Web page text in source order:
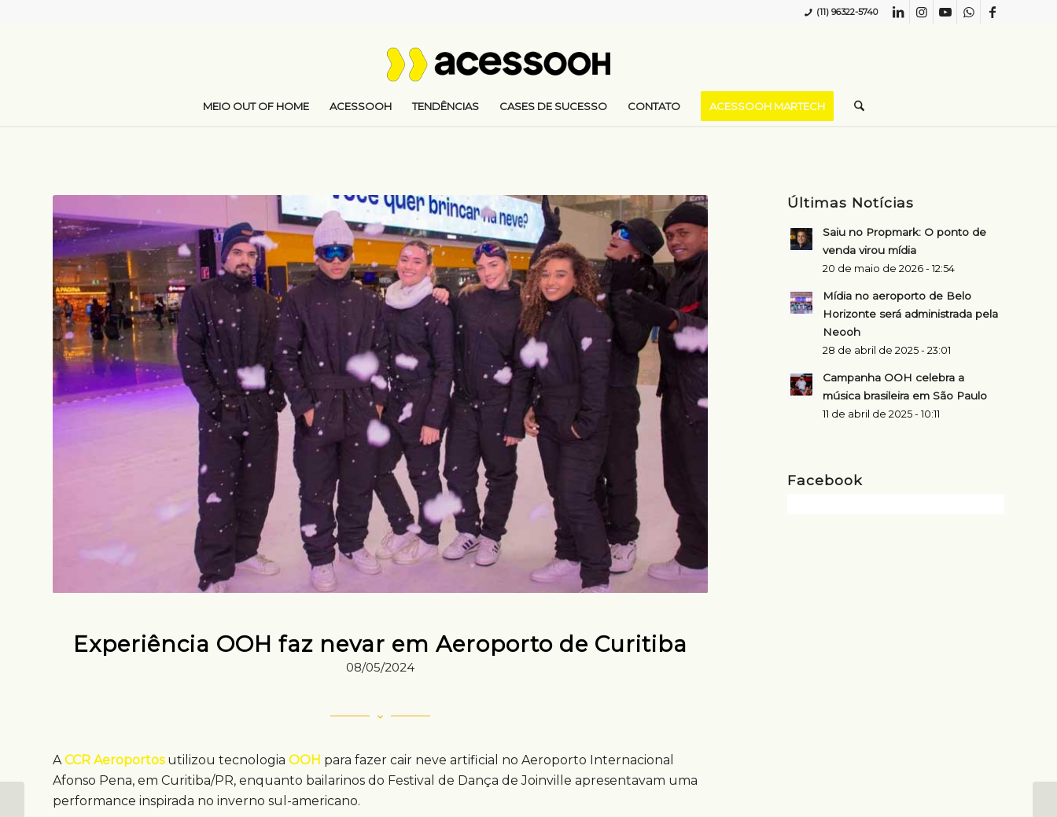
(11) 96322-5740
MEIO OUT OF HOME ACESSOOH TENDÊNCIAS CASES DE SUCESSO CONTATO ACESSOOH MARTECH
Experiência OOH faz nevar em Aeroporto de Curitiba
08/05/2024
A CCR Aeroportosutilizou tecnologia OOH para fazer cair neve artificial no Aeroporto Internacional
Afonso Pena, em Curitiba/PR, enquanto bailarinos do Festival de Dança de Joinville apresentavam uma
performance inspirada no inverno sul-americano.
Últimas Notícias
Saiu no Propmark: O ponto de
venda virou mídia
20 de maio de 2026 - 12:54
Mídia no aeroporto de Belo
Horizonte será administrada pela
Neooh
28 de abril de 2025 - 23:01
Campanha OOH celebra a
música brasileira em São Paulo
11 de abril de 2025 - 10:11
Facebook